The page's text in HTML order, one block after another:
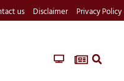
us Disclaimer Privacy Policy